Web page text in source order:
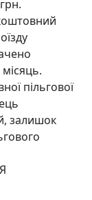
пільгової
залишок